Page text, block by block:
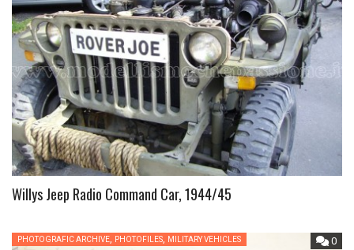
Willys Jeep Radio Command Car, 1944/45
0
PHOTOGRAFIC ARCHIVE PHOTOFILES MILITARY VEHICLES